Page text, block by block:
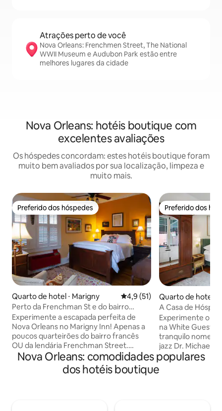
Atrações perto de você
Nova Orleans: Frenchmen Street, The National
WWII Museum e Audubon Park estão entre
melhores lugares da cidade
Nova Orleans: hotéis boutique com
excelentes avaliações
Os hóspedes concordam: estes hotéis boutique foram
muito bem avaliados por sua localização, limpeza e
muito mais.
Preferido dos hóspedes
Preferido dos hóspedes
Quarto de hotel ⋅ Marigny 4,9 de uma avaliação média
4,9 (51)
Perto da Frenchman St e do bairro
francês!
Experimente a escapada perfeita de
Nova Orleans no Marigny Inn! Apenas a
poucos quarteirões do bairro francês
OU da lendária Frenchman Street.
Descolada, colorida e o lugar perfeito
para relaxar, esta pousada histórica foi
construída por volta de 1860, e é
Preferido dos
Preferido dos
Quarto de hotel ⋅
arter
A Casa de
Experimente o
na White Guest
tranquilo
jazz Dr. Michael
Louis Park Hotel,
do French
Nova Orleans: comodidades populares
dos hotéis boutique